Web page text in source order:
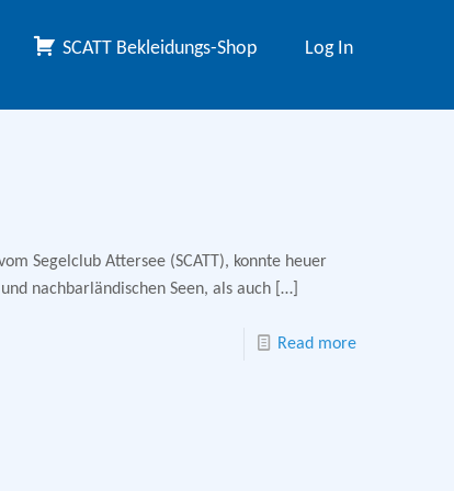
SCATT Bekleidungs-Shop Log In
Segelclub Attersee (SCATT), konnte heuer
nachbarländischen Seen, als auch[…]
Read more